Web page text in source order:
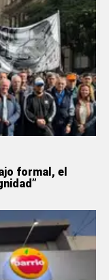
formal, el